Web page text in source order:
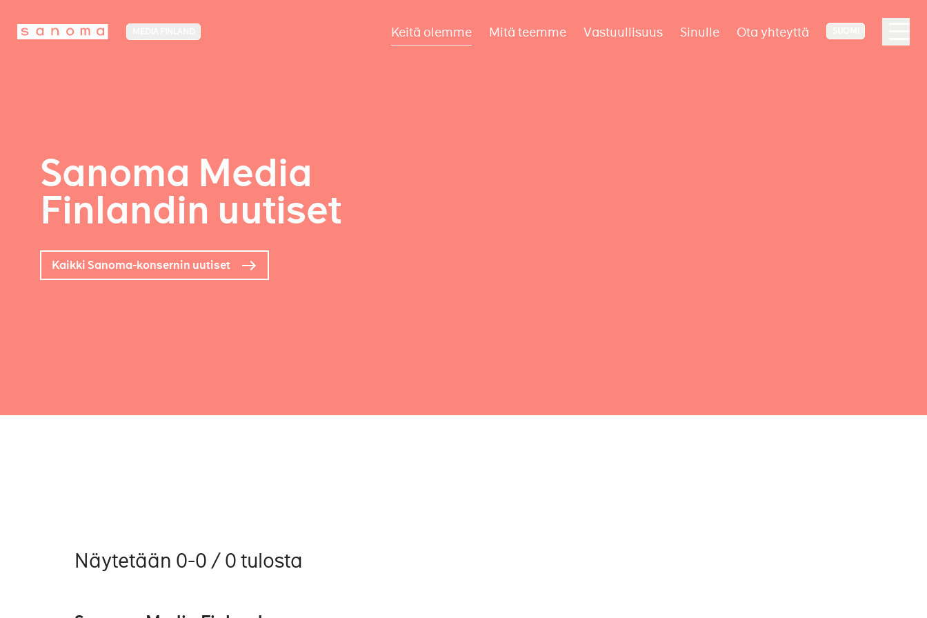
Keitä olemme Mitä teemme Vastuullisuus Sinulle Ota yhteyttä
Sanoma Media
Finlandin uutiset
Kaikki Sanoma-konsernin uutiset
Näytetään 0-0 / 0 tulosta